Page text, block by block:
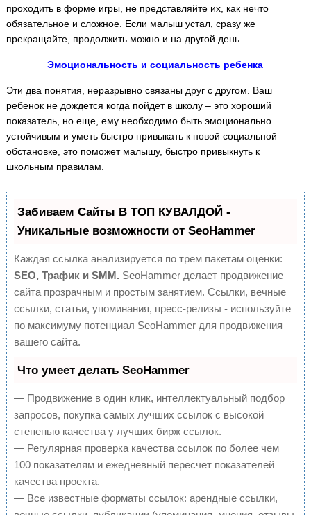
проходить в форме игры, не представляйте их, как нечто
обязательное и сложное. Если малыш устал, сразу же
прекращайте, продолжить можно и на другой день.
Эмоциональность и социальность ребенка
Эти два понятия, неразрывно связаны друг с другом. Ваш
ребенок не дождется когда пойдет в школу – это хороший
показатель, но еще, ему необходимо быть эмоционально
устойчивым и уметь быстро привыкать к новой социальной
обстановке, это поможет малышу, быстро привыкнуть к
школьным правилам.
Забиваем Сайты В ТОП КУВАЛДОЙ -
Уникальные возможности от SeoHammer
Каждая ссылка анализируется по трем пакетам оценки:
SEO, Трафик и SMM. SeoHammer делает продвижение
сайта прозрачным и простым занятием. Ссылки, вечные
ссылки, статьи, упоминания, пресс-релизы - используйте
по максимуму потенциал SeoHammer для продвижения
вашего сайта.
Что умеет делать SeoHammer
— Продвижение в один клик, интеллектуальный подбор
запросов, покупка самых лучших ссылок с высокой
степенью качества у лучших бирж ссылок.
— Регулярная проверка качества ссылок по более чем
100 показателям и ежедневный пересчет показателей
качества проекта.
— Все известные форматы ссылок: арендные ссылки,